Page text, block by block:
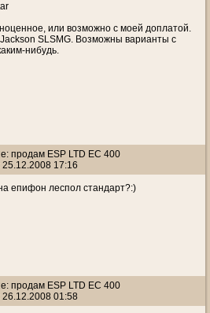
или возможно с моей доплатой.
SLSMG. Возможны варианты с
нибудь.
продам ESP LTD EC 400
25.12.2008 17:16
епифон леспол стандарт?:)
продам ESP LTD EC 400
26.12.2008 01:58